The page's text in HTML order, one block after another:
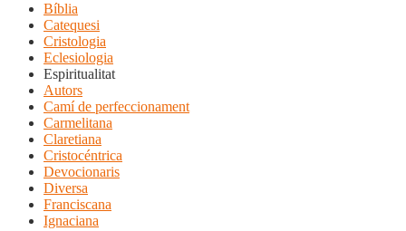
Bíblia
Catequesi
Cristologia
Eclesiologia
Espiritualitat
Autors
Camí de perfeccionament
Carmelitana
Claretiana
Cristocéntrica
Devocionaris
Diversa
Franciscana
Ignaciana